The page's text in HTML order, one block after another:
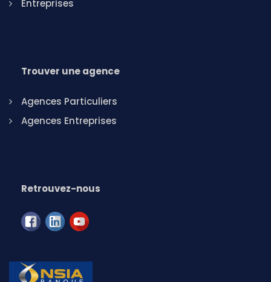
Entreprises
Trouver une agence
Agences Particuliers
Agences Entreprises
Retrouvez-nous